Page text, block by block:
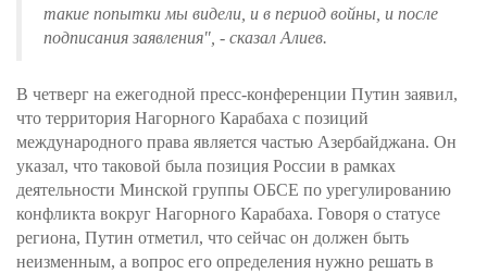
такие попытки мы видели, и в период войны, и после
подписания заявления", - сказал Алиев.
В четверг на ежегодной пресс-конференции Путин заявил,
что территория Нагорного Карабаха с позиций
международного права является частью Азербайджана. Он
указал, что таковой была позиция России в рамках
деятельности Минской группы ОБСЕ по урегулированию
конфликта вокруг Нагорного Карабаха. Говоря о статусе
региона, Путин отметил, что сейчас он должен быть
неизменным, а вопрос его определения нужно решать в